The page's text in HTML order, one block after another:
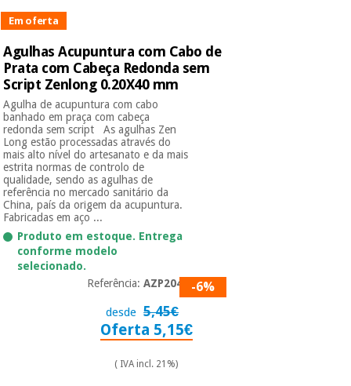
Em oferta
Agulhas Acupuntura com Cabo de
Prata com Cabeça Redonda sem
Script Zenlong 0.20X40 mm
Agulha de acupuntura com cabo
banhado em praça com cabeça
redonda sem script As agulhas Zen
Long estão processadas através do
mais alto nível do artesanato e da mais
estrita normas de controlo de
qualidade, sendo as agulhas de
referência no mercado sanitário da
China, país da origem da acupuntura.
Fabricadas em aço ...
Produto em estoque. Entrega
conforme modelo
selecionado.
Referência:AZP2040 -6%
desde 5,45€
Oferta 5,15€
( IVA incl. 21%)